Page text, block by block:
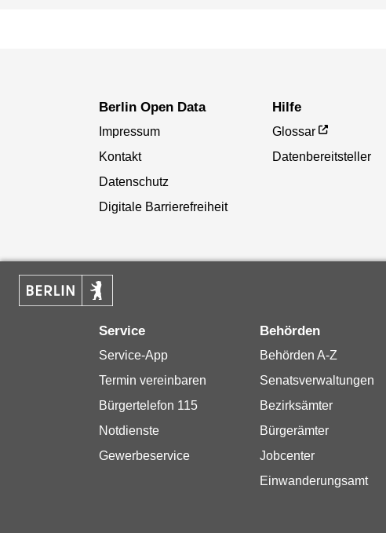
Berlin Open Data
Impressum
Kontakt
Datenschutz
Digitale Barrierefreiheit
Hilfe
Glossar
Datenbereitsteller
Service
Service-App
Termin vereinbaren
Bürgertelefon 115
Notdienste
Gewerbeservice
Behörden
Behörden A-Z
Senatsverwaltungen
Bezirksämter
Bürgerämter
Jobcenter
Einwanderungsamt